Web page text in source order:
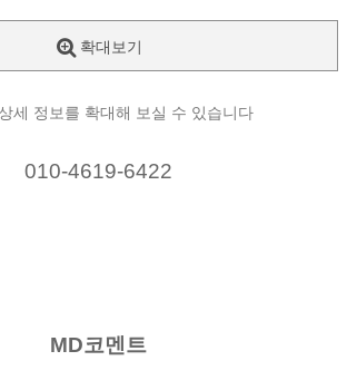
확대보기
상세 정보를 확대해 보실 수 있습니다
010-4619-6422
MD코멘트